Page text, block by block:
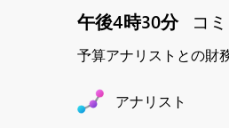
午後4時30分 コ
予算アナリストとの財
アナリスト